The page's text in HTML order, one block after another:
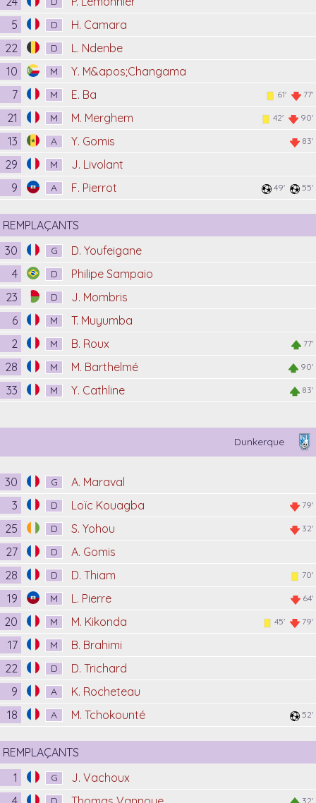
5
D
H. Camara
22
D
L. Ndenbe
10
M
Y. M&apos;Changama
7
M E. Ba 61' 77'
21 M M. Merghem 42' 90'
13 A Y. Gomis 83'
29 M
J. Livolant
9
A F. Pierrot 49' 55'
REMPLAÇANTS
30
G
D. Youfeigane
4
D
Philipe Sampaio
23
D
J. Mombris
6
M
T. Muyumba
2
M B. Roux 77'
28 M M. Barthelmé 90'
33 M Y. Cathline 83'
Dunkerque
30 G
A. Maraval
3
D Loïc Kouagba 79'
25 D S. Yohou 32'
27 D
A. Gomis
28
D D. Thiam 70'
19 M L. Pierre 64'
20 M M. Kikonda 45' 79'
17 M
B. Brahimi
22
D
D. Trichard
9
A
K. Rocheteau
18
A M. Tchokounté 52'
REMPLAÇANTS
1
G
J. Vachoux
32'